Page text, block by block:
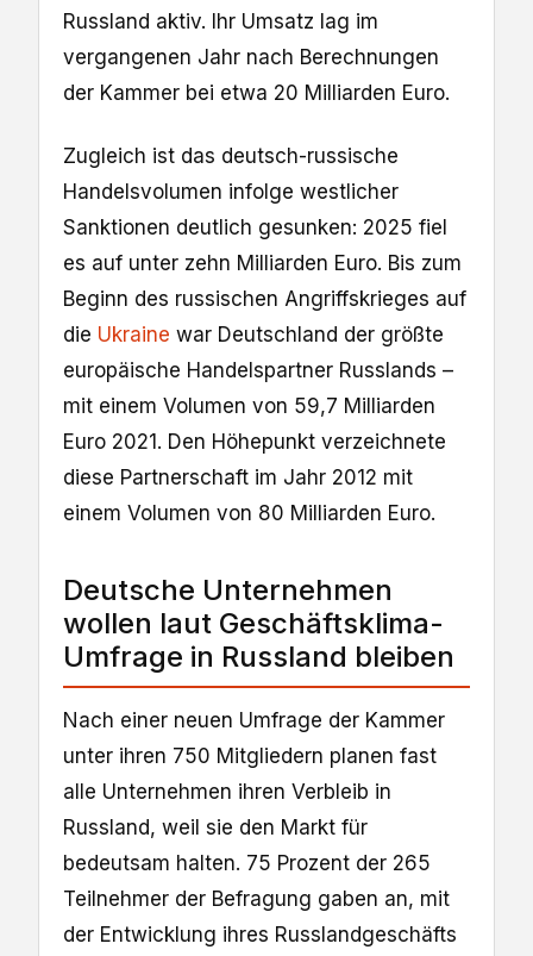
Russland aktiv. Ihr Umsatz lag im
vergangenen Jahr nach Berechnungen
der Kammer bei etwa 20 Milliarden Euro.
Zugleich ist das deutsch-russische
Handelsvolumen infolge westlicher
Sanktionen deutlich gesunken: 2025 fiel
es auf unter zehn Milliarden Euro. Bis zum
Beginn des russischen Angriffskrieges auf
die Ukraine war Deutschland der größte
europäische Handelspartner Russlands –
mit einem Volumen von 59,7 Milliarden
Euro 2021. Den Höhepunkt verzeichnete
diese Partnerschaft im Jahr 2012 mit
einem Volumen von 80 Milliarden Euro.
Deutsche Unternehmen
wollen laut Geschäftsklima-
Umfrage in Russland bleiben
Nach einer neuen Umfrage der Kammer
unter ihren 750 Mitgliedern planen fast
alle Unternehmen ihren Verbleib in
Russland, weil sie den Markt für
bedeutsam halten. 75 Prozent der 265
Teilnehmer der Befragung gaben an, mit
der Entwicklung ihres Russlandgeschäfts